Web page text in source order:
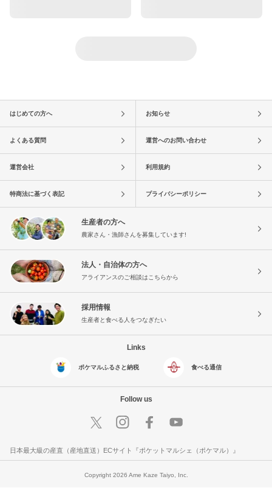
はじめての方へ お知らせ
よくある質問 運営へのお問い合わせ
運営会社 利用規約
特商法に基づく表記 プライバシーポリシー
生産者の方へ
農家さん・漁師さんを募集しています!
法人・自治体の方へ
アライアンスのご相談はこちらから
採用情報
生産者と食べる人をつなぎたい
Links
ポケマルふるさと納税 食べる通信
Follow us
日本最大級の産直（産地直送）ECサイト『ポケットマルシェ（ポケマル）』
Copyright 2026 Ame Kaze Taiyo, Inc.